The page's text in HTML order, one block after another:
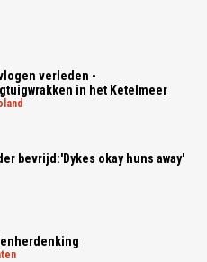
verleden -
in het Ketelmeer
bevrijd:'Dykes okay huns away'